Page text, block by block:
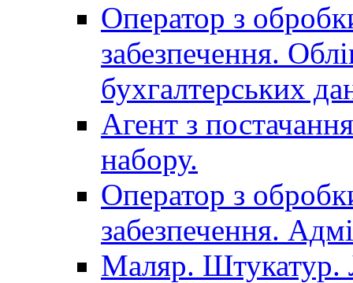
Оператор з
забезпечення.
бухгалтерських
Агент з
набору.
Оператор з
забезпечення.
Маляр. Штукатур.